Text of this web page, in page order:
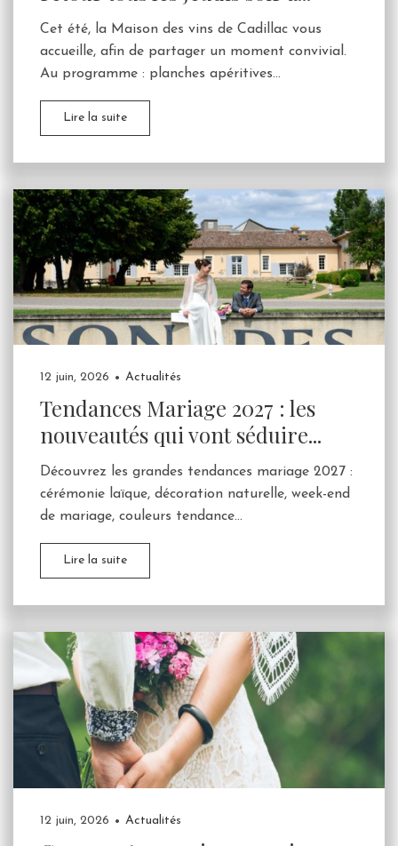
Cet été, la Maison des vins de Cadillac vous
accueille, afin de partager un moment convivial.
Au programme : planches apéritives...
Lire la suite
12 juin, 2026 Actualités
Tendances Mariage 2027 : les
nouveautés qui vont séduire...
Découvrez les grandes tendances mariage 2027 :
cérémonie laïque, décoration naturelle, week-end
de mariage, couleurs tendance...
Lire la suite
12 juin, 2026 Actualités